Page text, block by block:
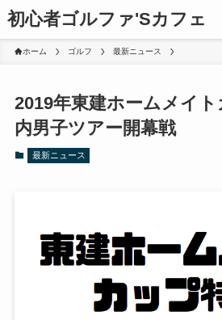
初心者ゴルファ'Sカフェ
ホーム ゴルフ 最新ニュース
2019年東建ホームメイ
内男子ツアー開幕戦
最新ニュース